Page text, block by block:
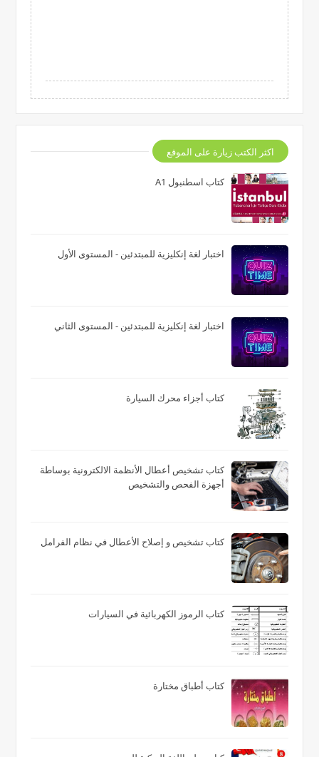
اكثر الكتب زيارة على الموقع
كتاب اسطنبول A1
اختبار لغة إنكليزية للمبتدئين - المستوى الأول
اختبار لغة إنكليزية للمبتدئين - المستوى الثاني
كتاب أجزاء محرك السيارة
كتاب تشخيص أعطال الأنظمة الالكترونية بوساطة
أجهزة الفحص والتشخيص
كتاب تشخيص و إصلاح الأعطال في نظام الفرامل
كتاب الرموز الكهربائية في السيارات
كتاب أطباق مختارة